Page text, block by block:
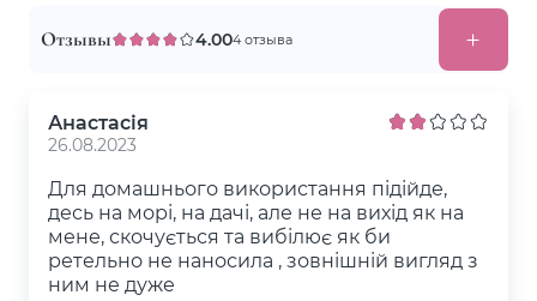
Отзывы 4.004 отзыва
Анастасія
26.08.2023
Для домашнього використання підійде,
десь на морі, на дачі, але не на вихід як на
мене, скочується та вибілює як би
ретельно не наносила , зовнішній вигляд з
ним не дуже